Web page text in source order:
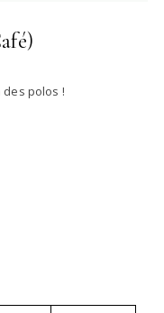
des polos !